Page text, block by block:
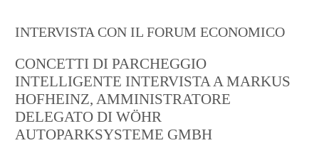
INTERVISTA CON IL FORUM ECONOMICO
CONCETTI DI PARCHEGGIO
INTELLIGENTE INTERVISTA A MARKUS
HOFHEINZ, AMMINISTRATORE
DELEGATO DI WÖHR
AUTOPARKSYSTEME GMBH